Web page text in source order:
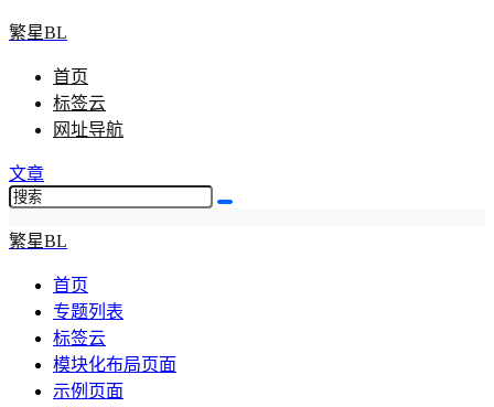
繁星BL
首页
标签云
网址导航
文章
繁星BL
首页
专题列表
标签云
模块化布局页面
示例页面